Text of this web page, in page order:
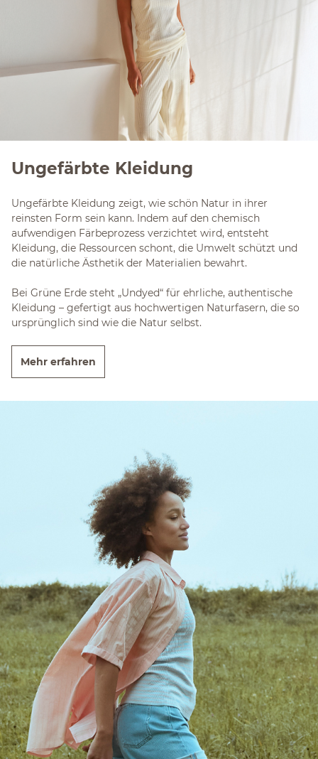
Ungefärbte Kleidung
Ungefärbte Kleidung zeigt, wie schön Natur in ihrer
reinsten Form sein kann. Indem auf den chemisch
aufwendigen Färbeprozess verzichtet wird, entsteht
Kleidung, die Ressourcen schont, die Umwelt schützt und
die natürliche Ästhetik der Materialien bewahrt.
Bei Grüne Erde steht „Undyed“ für ehrliche, authentische
Kleidung – gefertigt aus hochwertigen Naturfasern, die so
ursprünglich sind wie die Natur selbst.
Mehr erfahren